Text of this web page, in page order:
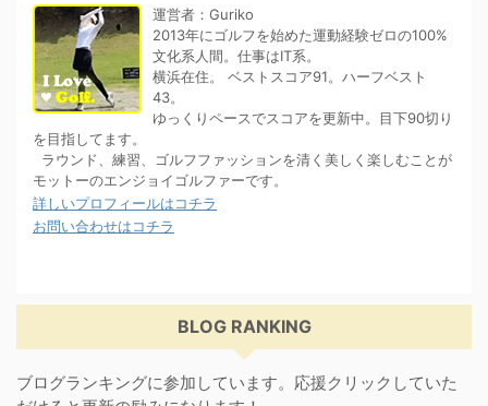
運営者：Guriko
2013年にゴルフを始めた運動経験ゼロの100%
文化系人間。仕事はIT系。
横浜在住。 ベストスコア91。ハーフベスト
43。
ゆっくりペースでスコアを更新中。目下90切り
を目指してます。
ラウンド、練習、ゴルフファッションを清く美しく楽しむことが
モットーのエンジョイゴルファーです。
詳しいプロフィールはコチラ
お問い合わせはコチラ
BLOG RANKING
ブログランキングに参加しています。応援クリックしていた